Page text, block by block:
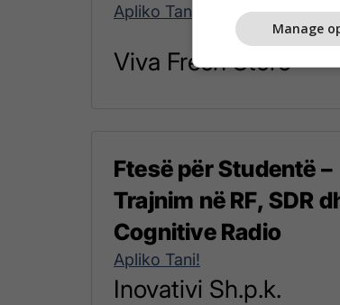
Apliko Tani!
Viva Fresh Store
Ftesë për Studentë –
Trajnim në RF, SDR
Cognitive Radio
Apliko Tani!
Inovativi Sh.p.k.
Manage